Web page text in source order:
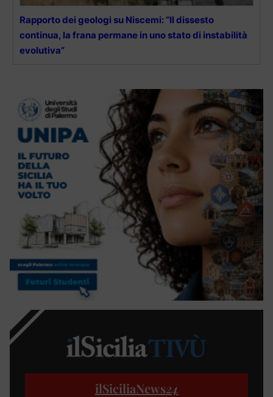
Rapporto dei geologi su Niscemi: “Il dissesto
continua, la frana permane in uno stato di instabilità
evolutiva”
ilSiciliaNews24